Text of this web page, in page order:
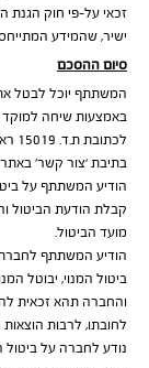
זכאי על-פי חוק הגנת
ישיר, שהמידע
סיום ההסכם
המשתתף יוכל לבטל
בתיבת ‘צור קשר’
קבלת הודעת הביטול
מועד הביטול.
הודיע המשתתף
ביטול המנוי, יבוטל
והחברה תהא זכאית
נודע לחברה על